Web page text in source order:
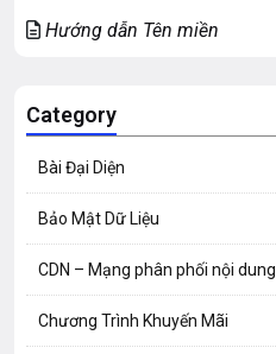
Hướng dẫn Tên miền
Category
Bài Đại Diện
Bảo Mật Dữ Liệu
CDN – Mạng phân phối nội dung
Chương Trình Khuyến Mãi